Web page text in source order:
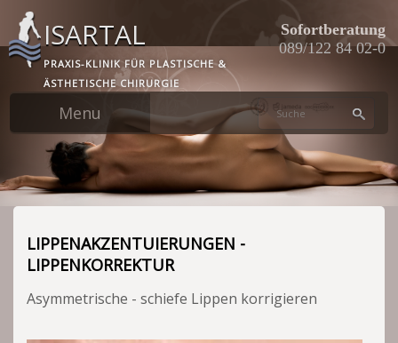
Skip
main
content
ISARTAL
PRAXIS-KLINIK FÜR PLASTISCHE &
ÄSTHETISCHE CHIRURGIE
Sofortberatung
089/122 84 02-0
LIPPENAKZENTUIERUNGEN -
LIPPENKORREKTUR
Asymmetrische - schiefe Lippen korrigieren